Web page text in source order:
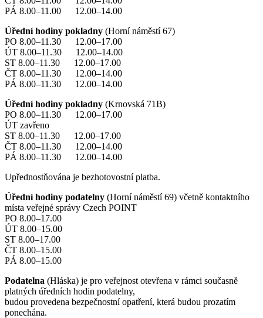
PÁ 8.00–11.00 12.00–14.00
Úřední hodiny pokladny (Horní náměstí 67)
PO 8.00–11.30 12.00–17.00
ÚT 8.00–11.30 12.00–14.00
ST 8.00–11.30 12.00–17.00
ČT 8.00–11.30 12.00–14.00
PÁ 8.00–11.30 12.00–14.00
Úřední hodiny pokladny (Krnovská 71B)
PO 8.00–11.30 12.00–17.00
ÚT zavřeno
ST 8.00–11.30 12.00–17.00
ČT 8.00–11.30 12.00–14.00
PÁ 8.00–11.30 12.00–14.00
Upřednostňována je bezhotovostní platba.
Úřední hodiny podatelny (Horní náměstí 69) včetně kontaktního
místa veřejné správy Czech POINT
PO 8.00–17.00
ÚT 8.00–15.00
ST 8.00–17.00
ČT 8.00–15.00
PÁ 8.00–15.00
Podatelna (Hláska) je pro veřejnost otevřena v rámci současně
platných úředních hodin podatelny,
budou provedena bezpečnostní opatření, která budou prozatím
ponechána.